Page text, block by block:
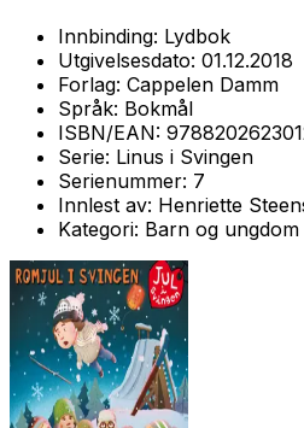
Innbinding: Lydbok
Utgivelsesdato: 01.12.2018
Forlag: Cappelen Damm
Språk: Bokmål
ISBN/EAN:
Serie: Linus i Svingen
Serienummer: 7
Innlest av: Henriette
Kategori: Barn og ungdom